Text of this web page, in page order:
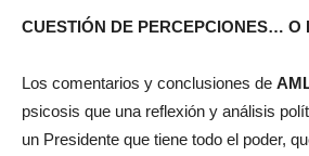
CUESTIÓN DE PERCEPCIONES… O
Los comentarios y conclusiones de
psicosis que una reflexión y análisis
un Presidente que tiene todo el poder,